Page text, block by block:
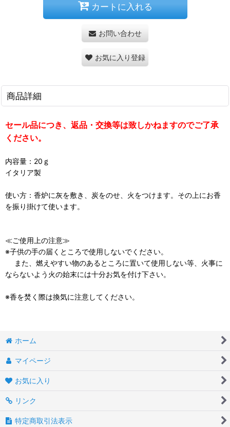
カートに入れる
お問い合わせ
お気に入り登録
商品詳細
セール品につき、返品・交換等は致しかねますのでご了承
ください。
内容量：20ｇ
イタリア製
使い方：香炉に灰を敷き、炭をのせ、火をつけます。その上にお香
を振り掛けて使います。
≪ご使用上の注意≫
※子供の手の届くところで使用しないでください。
また、燃えやすい物のあるところに置いて使用しない等、火事に
ならないよう火の始末には十分お気を付け下さい。
※香を焚く際は換気に注意してください。
ホーム
マイページ
お気に入り
リンク
特定商取引法表示